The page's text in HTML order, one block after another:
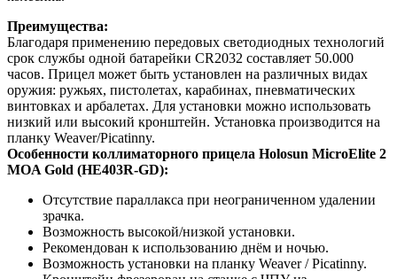
Преимущества:
Благодаря применению передовых светодиодных технологий
срок службы одной батарейки CR2032 составляет 50.000
часов. Прицел может быть установлен на различных видах
оружия: ружьях, пистолетах, карабинах, пневматических
винтовках и арбалетах. Для установки можно использовать
низкий или высокий кронштейн. Установка производится на
планку Weaver/Picatinny.
Особенности коллиматорного прицела Holosun MicroElite 2
MOA Gold (HE403R-GD):
Отсутствие параллакса при неограниченном удалении
зрачка.
Возможность высокой/низкой установки.
Рекомендован к использованию днём и ночью.
Возможность установки на планку Weaver / Picatinny.